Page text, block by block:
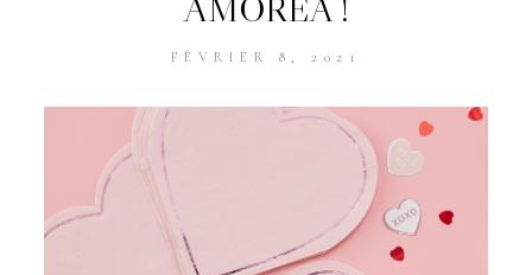
CONTACT
AMÒREA !
FÉVRIER 8, 2021